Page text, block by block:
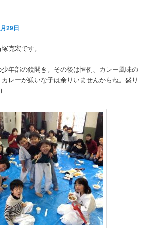
29日
克宏です。
年部の鏡開き。その後は恒例、カレー風味の
レーが嫌いな子は余りいませんからね。盛り